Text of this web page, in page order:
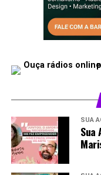
SUA
Sua